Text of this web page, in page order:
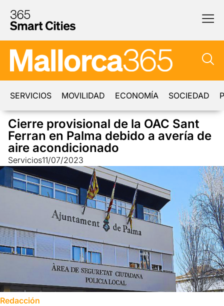
SERVICIOS MOVILIDAD ECONOMÍA SOCIEDAD
Cierre provisional de la OAC Sant
Ferran en Palma debido a avería de
aire acondicionado
Servicios11/07/2023
Redacción